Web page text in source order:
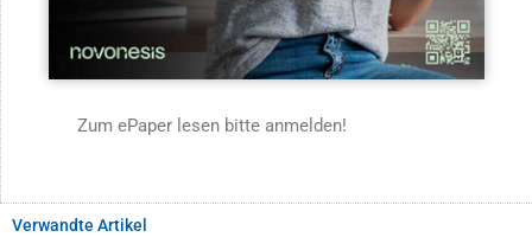
Zum ePaper lesen bitte anmelden!
Verwandte Artikel